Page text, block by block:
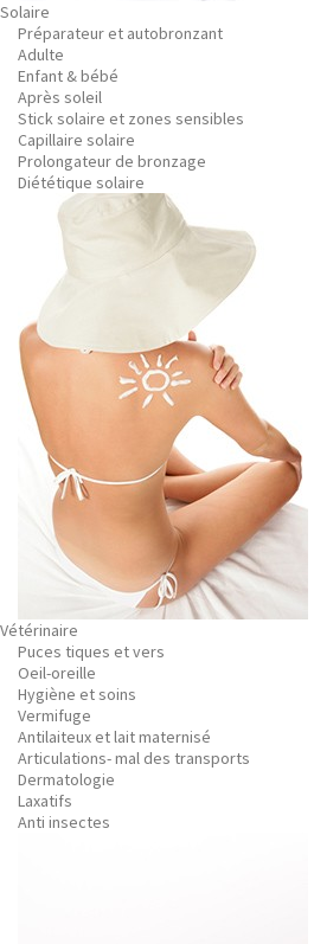
Solaire
Préparateur et autobronzant
Adulte
Enfant & bébé
Après soleil
Stick solaire et zones sensibles
Capillaire solaire
Prolongateur de bronzage
Diététique solaire
Vétérinaire
Puces tiques et vers
Oeil-oreille
Hygiène et soins
Vermifuge
Antilaiteux et lait maternisé
Articulations- mal des transports
Dermatologie
Laxatifs
Anti insectes